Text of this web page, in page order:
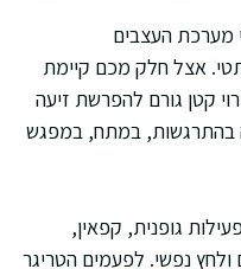
מערכת העצבים
אצל חלק מכם קיימת
קטן גורם להפרשת זיעה
בהתרגשות, במתח, במפגש
גופנית, קפאין,
ולחץ נפשי. לפעמים הטריגר